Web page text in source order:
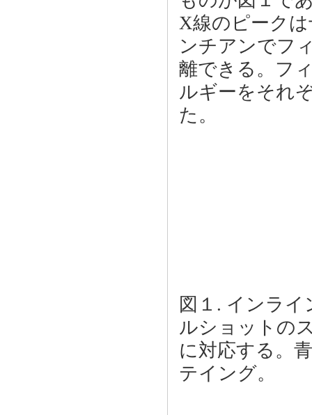
X線のピーク
ンチアンでフ
離できる。フ
ルギーをそれ
た。
図１. インラ
ルショットの
に対応する。
テイング。